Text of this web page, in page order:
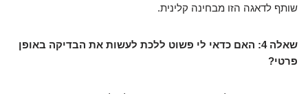
שותף לדאגה הזו מבחינה קלינית.
שאלה 4: האם כדאי לי פשוט ללכת לעשות את הבדיקה באופן
פרטי?